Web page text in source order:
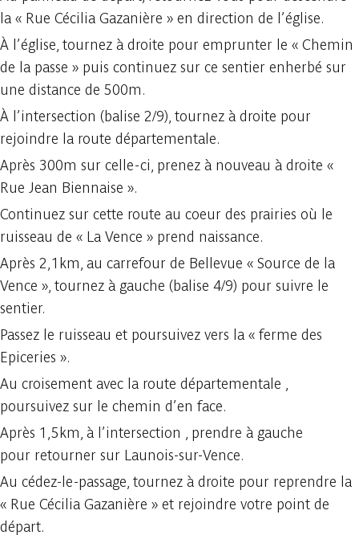
la « Rue Cécilia Gazanière » en direction de l’église.
À l’église, tournez à droite pour emprunter le « Chemin
de la passe » puis continuez sur ce sentier enherbé sur
une distance de 500m.
À l’intersection (balise 2/9), tournez à droite pour
rejoindre la route départementale.
Après 300m sur celle-ci, prenez à nouveau à droite «
Rue Jean Biennaise ».
Continuez sur cette route au coeur des prairies où le
ruisseau de « La Vence » prend naissance.
Après 2,1km, au carrefour de Bellevue « Source de la
Vence », tournez à gauche (balise 4/9) pour suivre le
sentier.
Passez le ruisseau et poursuivez vers la « ferme des
Epiceries ».
Au croisement avec la route départementale ,
poursuivez sur le chemin d’en face.
Après 1,5km, à l’intersection , prendre à gauche
pour retourner sur Launois-sur-Vence.
Au cédez-le-passage, tournez à droite pour reprendre la
« Rue Cécilia Gazanière » et rejoindre votre point de
départ.